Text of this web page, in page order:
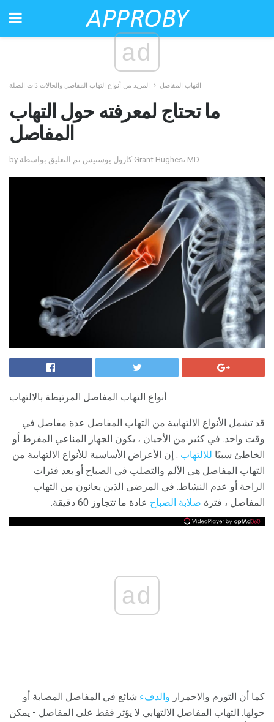
ad
التهاب المفاصل المزيد من أنواع التهاب المفاصل والحالات ذات الصلة
ما تحتاج لمعرفته حول التهاب
المفاصل
by كارول يوستيس تم التعليق بواسطة Grant Hughes، MD
أنواع التهاب المفاصل المرتبطة بالالتهاب
قد تشمل الأنواع الالتهابية من التهاب المفاصل عدة مفاصل في
وقت واحد. في كثير من الأحيان ، يكون الجهاز المناعي المفرط أو
الخاطئ سببًا للالتهاب . إن الأعراض الأساسية للأنواع الالتهابية من
التهاب المفاصل هي الألم والتصلب في الصباح أو بعد فترات
الراحة أو عدم النشاط. في المرضى الذين يعانون من التهاب
المفاصل ، فترة صلابة الصباح عادة ما تتجاوز 60 دقيقة.
ad
كما أن التورم والاحمرار والدفء شائع في المفاصل المصابة أو
حولها. التهاب المفاصل الالتهابي لا يؤثر فقط على المفاصل - يمكن